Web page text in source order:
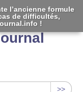
>>
l’ancienne formule
de difficultés,
!